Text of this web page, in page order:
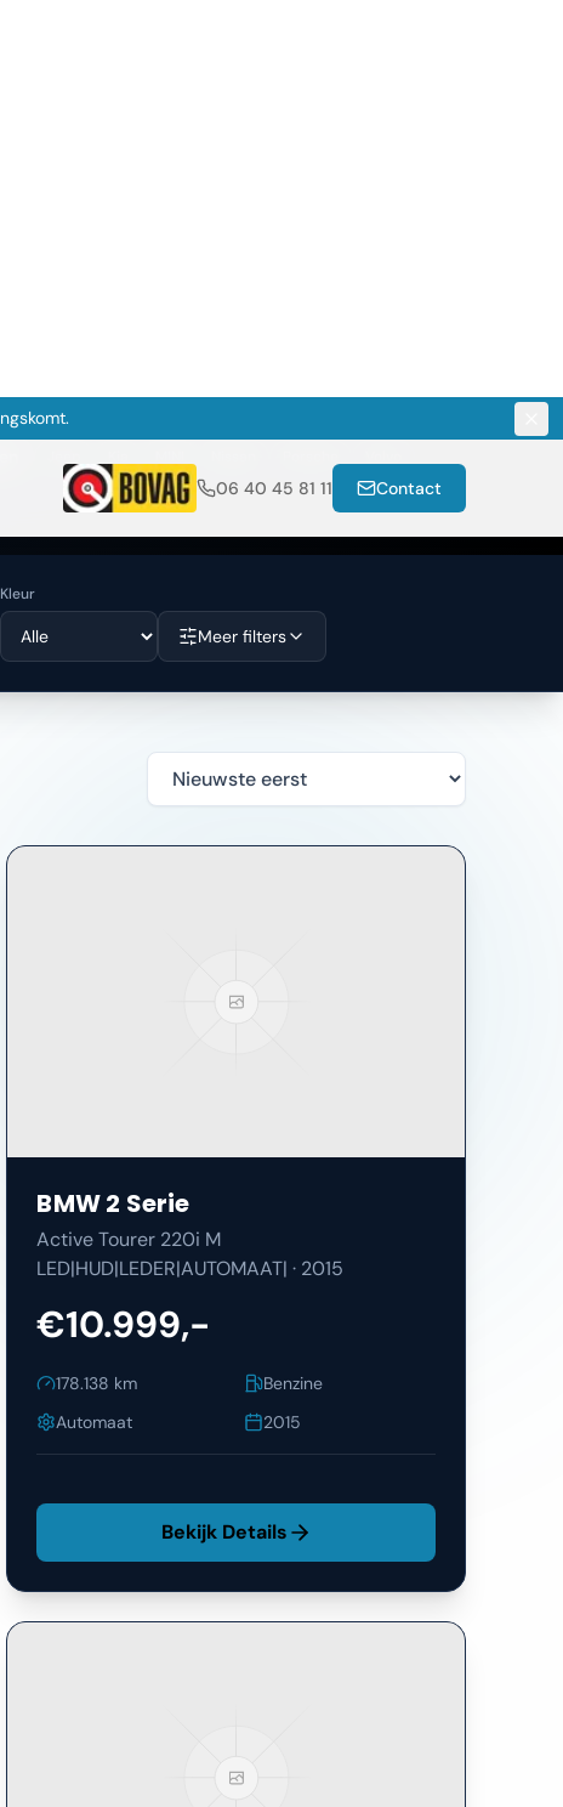
Kleur
Meer filters
BMW2 Serie
Active Tourer 220i M
LED|HUD|LEDER|AUTOMAAT| · 2015
€10.999,-
178.138 km
Benzine
Automaat
2015
Bekijk Details